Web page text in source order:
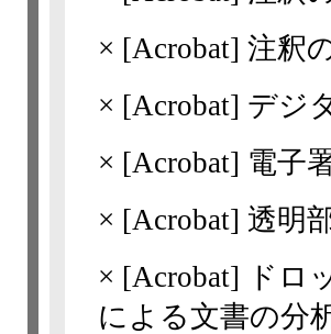
× [Acrobat] 注釈
× [Acrobat] デジ
× [Acrobat] 電子
× [Acrobat] 透明
× [Acrobat] ドロ
による文書の分